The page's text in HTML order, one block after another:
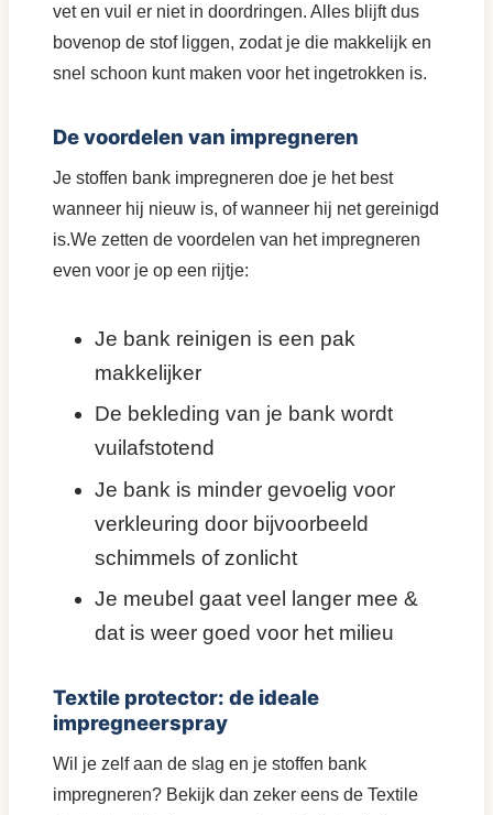
vet en vuil er niet in doordringen. Alles blijft dus
bovenop de stof liggen, zodat je die makkelijk en
snel schoon kunt maken voor het ingetrokken is.
De voordelen van impregneren
Je stoffen bank impregneren doe je het best
wanneer hij nieuw is, of wanneer hij net gereinigd
is.We zetten de voordelen van het impregneren
even voor je op een rijtje:
Je bank reinigen is een pak
makkelijker
De bekleding van je bank wordt
vuilafstotend
Je bank is minder gevoelig voor
verkleuring door bijvoorbeeld
schimmels of zonlicht
Je meubel gaat veel langer mee &
dat is weer goed voor het milieu
Textile protector: de ideale
impregneerspray
Wil je zelf aan de slag en je stoffen bank
impregneren? Bekijk dan zeker eens de Textile